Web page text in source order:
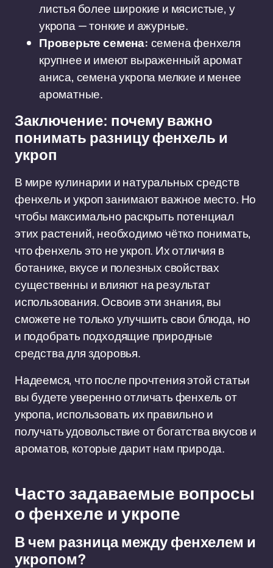
листья более широкие и мясистые, у
укропа — тонкие и ажурные.
Проверьте семена: семена фенхеля
крупнее и имеют выраженный аромат
аниса, семена укропа мелкие и менее
ароматные.
Заключение: почему важно
понимать разницу фенхель и
укроп
В мире кулинарии и натуральных средств
фенхель и укроп занимают важное место. Но
чтобы максимально раскрыть потенциал
этих растений, необходимо чётко понимать,
что фенхель это не укроп. Их отличия в
ботанике, вкусе и полезных свойствах
существенны и влияют на результат
использования. Освоив эти знания, вы
сможете не только улучшить свои блюда, но
и подобрать подходящие природные
средства для здоровья.
Надеемся, что после прочтения этой статьи
вы будете уверенно отличать фенхель от
укропа, использовать их правильно и
получать удовольствие от богатства вкусов и
ароматов, которые дарит нам природа.
Часто задаваемые вопросы
о фенхеле и укропе
В чем разница между фенхелем и
укропом?